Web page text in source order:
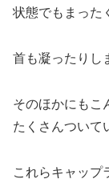
状態でもまった
首も凝ったりし
そのほかにもこ
たくさんついて
これらキャップ